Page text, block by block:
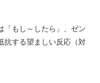
「もし～したら」、ゼン
抗する望ましい反応（対